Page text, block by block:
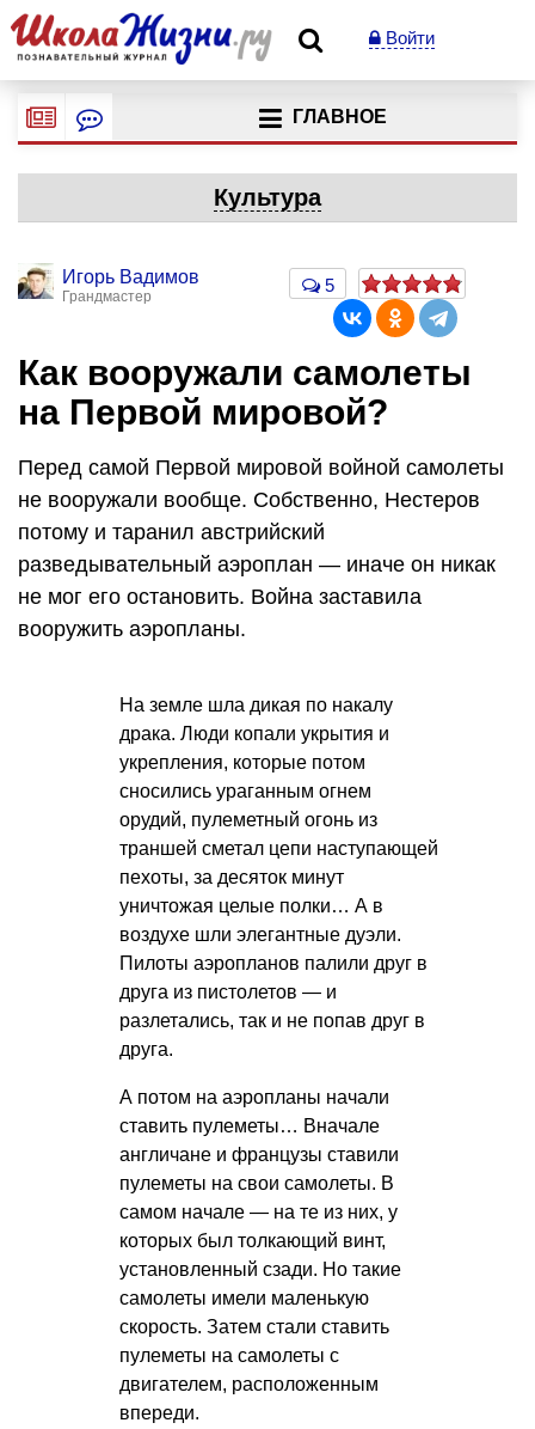
Войти
ГЛАВНОЕ
Культура
Игорь Вадимов
Грандмастер
5
Как вооружали самолеты
на Первой мировой?
Перед самой Первой мировой войной самолеты
не вооружали вообще. Собственно, Нестеров
потому и таранил австрийский
разведывательный аэроплан — иначе он никак
не мог его остановить. Война заставила
вооружить аэропланы.
На земле шла дикая по накалу
драка. Люди копали укрытия и
укрепления, которые потом
сносились ураганным огнем
орудий, пулеметный огонь из
траншей сметал цепи наступающей
пехоты, за десяток минут
уничтожая целые полки… А в
воздухе шли элегантные дуэли.
Пилоты аэропланов палили друг в
друга из пистолетов — и
разлетались, так и не попав друг в
друга.
А потом на аэропланы начали
ставить пулеметы… Вначале
англичане и французы ставили
пулеметы на свои самолеты. В
самом начале — на те из них, у
которых был толкающий винт,
установленный сзади. Но такие
самолеты имели маленькую
скорость. Затем стали ставить
пулеметы на самолеты с
двигателем, расположенным
впереди.